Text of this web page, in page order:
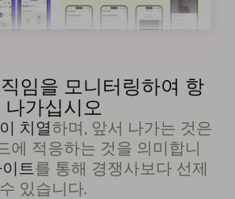
임을 모니터링하여 항
가십시오
치열하며, 앞서 나가는 것은
에 적응하는 것을 의미합니
트를 통해 경쟁사보다 선제
있습니다.